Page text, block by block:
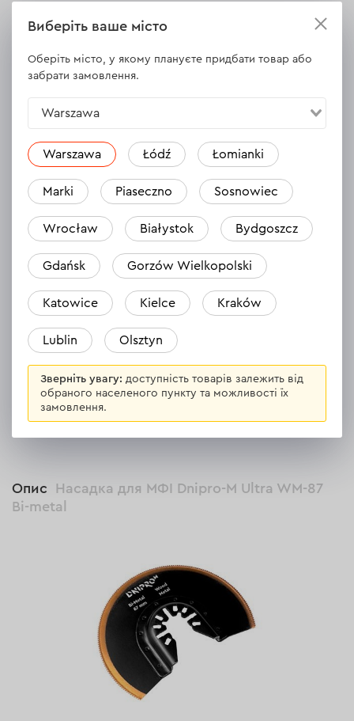
Відгуки 2
Tomasz
Polecam.
Відповісти 1 відповідь
Dominik
Produkt godny polecenia 👍
Відповісти 1 відповідь
ВСІ ВІДГУКИ
Опис
Насадка для МФІ Dnipro-M Ultra WM-87
Bi-metal
Виберіть ваше місто
Оберіть місто, у якому плануєте придбати товар або
забрати замовлення.
Warszawa
Warszawa Łódź Łomianki
Marki Piaseczno Sosnowiec
Wrocław Białystok Bydgoszcz
Gdańsk Gorzów Wielkopolski
Katowice Kielce Kraków
Lublin Olsztyn
Зверніть увагу: доступність товарів залежить від
обраного населеного пункту та можливості їх
замовлення.